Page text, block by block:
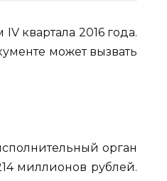
квартала 2016 года.
может вызвать
орган
миллионов рублей.